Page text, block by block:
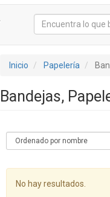
Inicio Papelería
Bandejas,
No hay resultados.